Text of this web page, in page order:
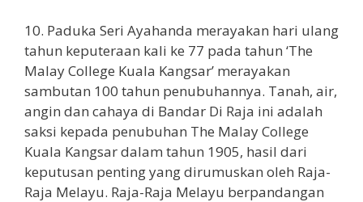
10. Paduka Seri Ayahanda merayakan hari ulang
tahun keputeraan kali ke 77 pada tahun ‘The
Malay College Kuala Kangsar’ merayakan
sambutan 100 tahun penubuhannya. Tanah, air,
angin dan cahaya di Bandar Di Raja ini adalah
saksi kepada penubuhan The Malay College
Kuala Kangsar dalam tahun 1905, hasil dari
keputusan penting yang dirumuskan oleh Raja-
Raja Melayu. Raja-Raja Melayu berpandangan